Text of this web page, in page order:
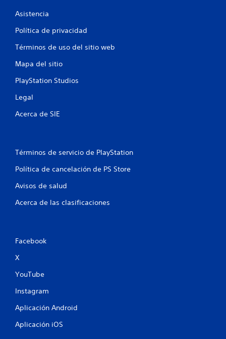
Asistencia
Política de privacidad
Términos de uso del sitio web
Mapa del sitio
PlayStation Studios
Legal
Acerca de SIE
Términos de servicio de PlayStation
Política de cancelación de PS Store
Avisos de salud
Acerca de las clasificaciones
Facebook
X
YouTube
Instagram
Aplicación Android
Aplicación iOS